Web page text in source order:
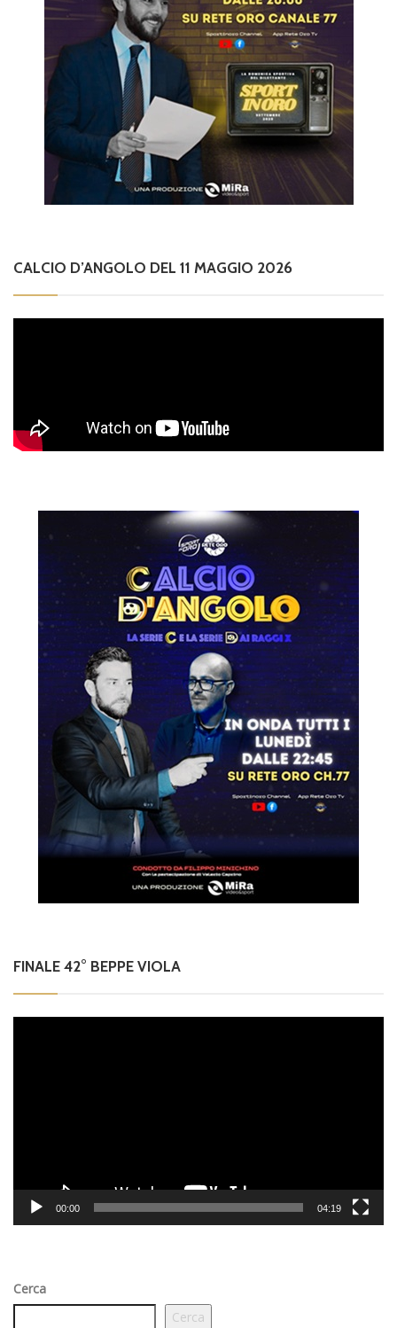
CALCIO D’ANGOLO DEL 11 MAGGIO 2026
FINALE 42° BEPPE VIOLA
00:00 04:19
Cerca
Cerca